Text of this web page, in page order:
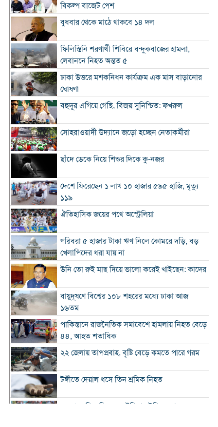
বিকল্প বাজেট পেশ
বুধবার থেকে মাঠে থাকবে ১৪ দল
ফিলিস্তিনি শরণার্থী শিবিরে বন্দুকবাজের হামলা,
লেবাননে নিহত অন্তত ৫
ঢাকা উত্তরে মশকনিধন কার্যক্রম এক মাস বাড়ানোর
ঘোষণা
বহুদূর এগিয়ে গেছি, বিজয় সুনিশ্চিত: ফখরুল
সোহরাওয়ার্দী উদ্যানে জড়ো হচ্ছেন নেতাকর্মীরা
ছাঁদে ডেকে নিয়ে শিশুর দিকে কু-নজর
দেশে ফিরেছেন ১ লাখ ১০ হাজার ৫৯৫ হাজি, মৃত্যু
১১৯
ঐতিহাসিক জয়ের পথে অস্ট্রেলিয়া
গরিবরা ৫ হাজার টাকা ঋণ নিলে কোমরে দড়ি, বড়
খেলাপিদের ধরা যায় না
উনি তো রুই মাছ দিয়ে ভালো করেই খাইছেন: কাদের
বায়ুদূষণে বিশ্বের ১০৮ শহরের মধ্যে ঢাকা আজ
১৬তম
পাকিস্তানে রাজনৈতিক সমাবেশে হামলায় নিহত বেড়ে
৪৪, আহত শতাধিক
২২ জেলায় তাপপ্রবাহ, বৃষ্টি বেড়ে কমতে পারে গরম
টঙ্গীতে দেয়াল ধসে তিন শ্রমিক নিহত
১২ রানে লিড নিয়ে অস্ট্রেলিয়ার ইনিংস শেষ